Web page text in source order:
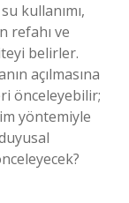
kullanımı,
refahı ve
belirler.
açılmasına
önceleyebilir;
yöntemiyle